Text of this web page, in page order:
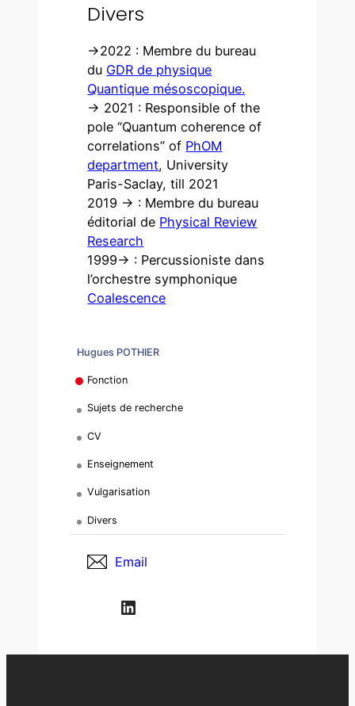
Hugues POTHIER
Fonction
Sujets de recherche
CV
Enseignement
Vulgarisation
Divers
Email
LinkedIn
Divers
->2022 : Membre du bureau
du GDR de physique
Quantique mésoscopique.
-> 2021 : Responsible of the
pole “Quantum coherence of
correlations” of PhOM
department, University
Paris-Saclay, till 2021
2019 -> : Membre du bureau
éditorial de Physical Review
Research
1999-> : Percussioniste dans
l’orchestre symphonique
Coalescence